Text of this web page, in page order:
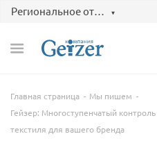
Региональное отделение
Главная страница
Мы пишем
Гейзер: Многоступенчатый
текстиля для вашего бренда